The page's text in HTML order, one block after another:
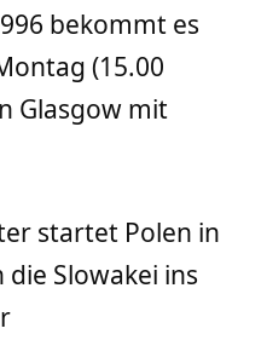
bekommt es
(15.00
Glasgow mit
startet Polen in
Slowakei ins